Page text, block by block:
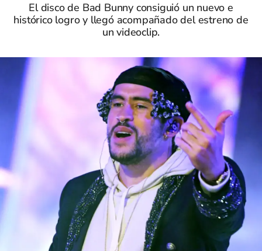
El disco de Bad Bunny consiguió un nuevo e
histórico logro y llegó acompañado del estreno de
un videoclip.